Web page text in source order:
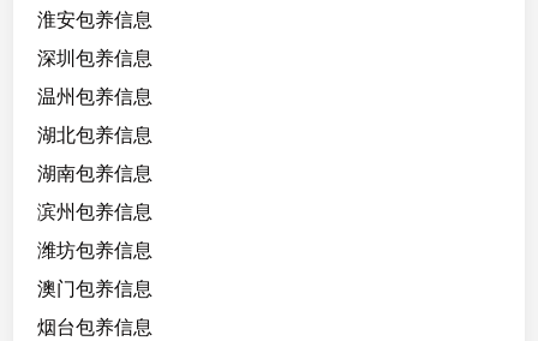
淮安包养信息
深圳包养信息
温州包养信息
湖北包养信息
湖南包养信息
滨州包养信息
潍坊包养信息
澳门包养信息
烟台包养信息